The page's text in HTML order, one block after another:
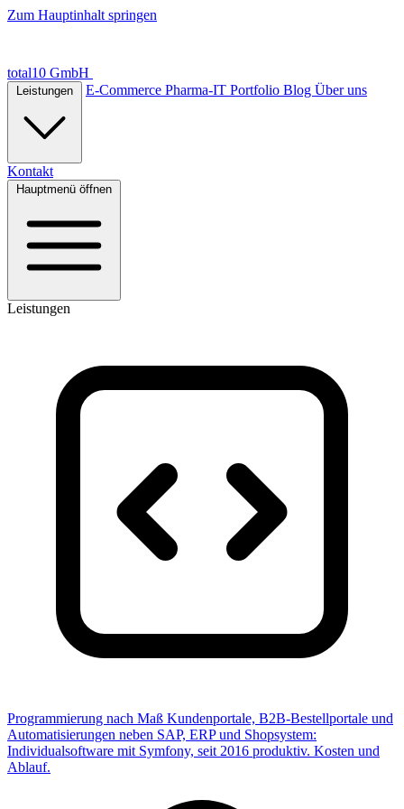
Zum Hauptinhalt springen
total10 GmbH
Leistungen E-Commerce Pharma-IT Portfolio Blog Über uns
Kontakt
Hauptmenü öffnen
Leistungen
Programmierung nach Maß Kundenportale, B2B-Bestellportale und
Automatisierungen neben SAP, ERP und Shopsystem:
Individualsoftware mit Symfony, seit 2016 produktiv. Kosten und
Ablauf.